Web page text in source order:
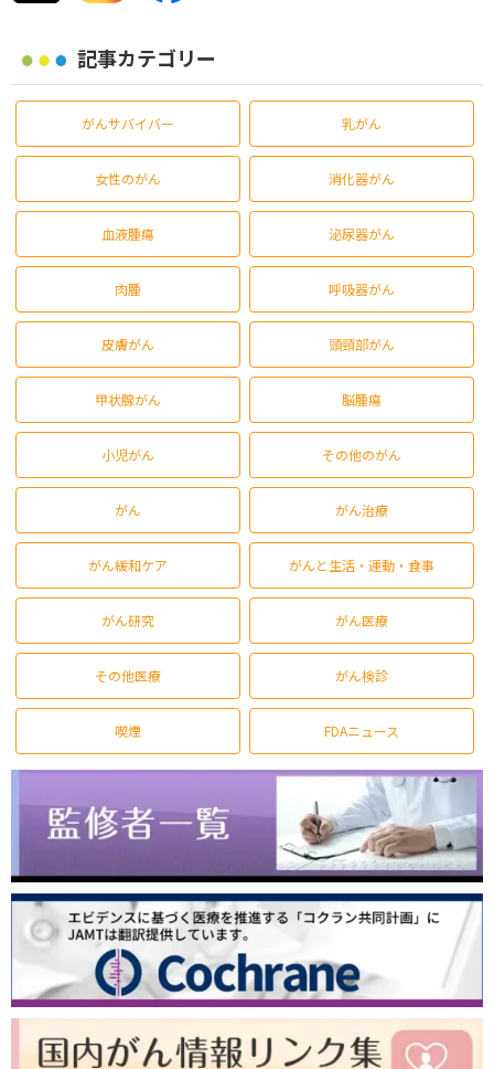
記事カテゴリー
がんサバイバー 乳がん
女性のがん 消化器がん
血液腫瘍 泌尿器がん
肉腫 呼吸器がん
皮膚がん 頭頸部がん
甲状腺がん 脳腫瘍
小児がん その他のがん
がん がん治療
がん緩和ケア がんと生活・運動・食事
がん研究 がん医療
その他医療 がん検診
喫煙 FDAニュース